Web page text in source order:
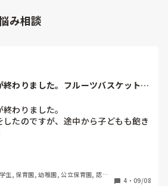
み相談
わりました。フルーツバスケットを
わりました。
たのですが、途中から子どもも飽き
ってしまいました。
子、様々な子がいました。フルーツ
ゃんも移動するんだよと声掛けをし
の椅子に座ってしまっていてどうした
生, 保育園, 幼稚園, 公立保育園, 認可
4 ・ 09/08